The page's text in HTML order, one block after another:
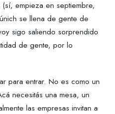
empieza en septiembre,
se llena de gente de
sigo saliendo sorprendido
de gente, por lo
para entrar. No es como un
necesitás una mesa, un
las empresas invitan a